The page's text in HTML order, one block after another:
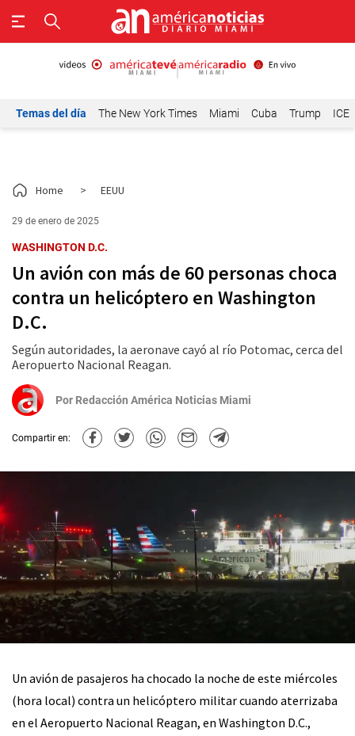
Temas del día The New York Times Miami Cuba Trump ICE
Home > EEUU
29 de enero de 2025
WASHINGTON D.C.
Un avión con más de 60 personas choca
contra un helicóptero en Washington
D.C.
Según autoridades, la aeronave cayó al río Potomac, cerca del
Aeropuerto Nacional Reagan.
Por Redacción América Noticias Miami
Compartir en:
Un avión de pasajeros ha chocado la noche de este miércoles
(hora local) contra un helicóptero militar cuando aterrizaba
en el Aeropuerto Nacional Reagan, en Washington D.C.,